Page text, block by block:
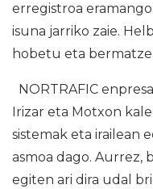
erregistroa
isuna jarriko zaie.
hobetu eta
NORTRAFIC
Irizar eta Motxon
sistemak eta irailean
asmoa dago. Aurrez,
egiten ari dira udal